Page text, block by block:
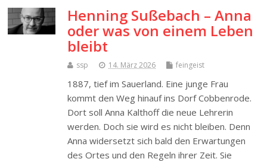
Henning Sußebach – Anna
oder was von einem Leben
bleibt
ssp 14. März 2026 feingeist
1887, tief im Sauerland. Eine junge Frau
kommt den Weg hinauf ins Dorf Cobbenrode.
Dort soll Anna Kalthoff die neue Lehrerin
werden. Doch sie wird es nicht bleiben. Denn
Anna widersetzt sich bald den Erwartungen
des Ortes und den Regeln ihrer Zeit. Sie